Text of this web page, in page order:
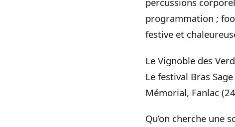
programmation ;
festive et
Le Vignoble des
Le festival Bras
Mémorial, Fanlac
Qu’on cherche une